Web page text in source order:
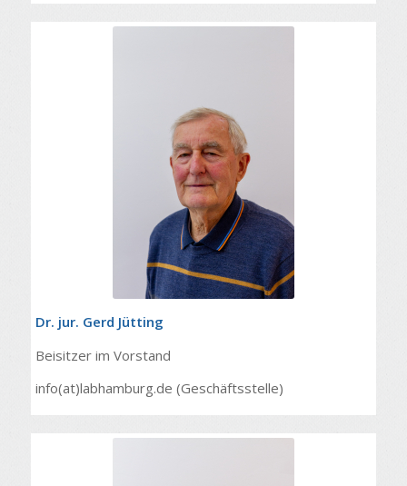
Dr. jur. Gerd Jütting
Beisitzer im Vorstand
info(at)labhamburg.de (Geschäftsstelle)